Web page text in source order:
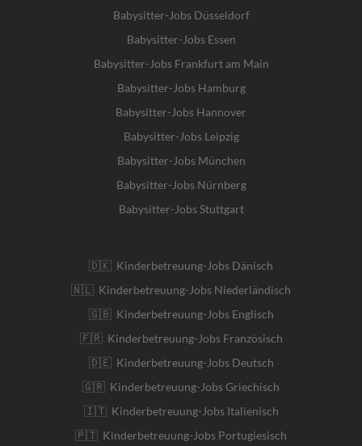
Babysitter-Jobs Düsseldorf
Babysitter-Jobs Essen
Babysitter-Jobs Frankfurt am Main
Babysitter-Jobs Hamburg
Babysitter-Jobs Hannover
Babysitter-Jobs Leipzig
Babysitter-Jobs München
Babysitter-Jobs Nürnberg
Babysitter-Jobs Stuttgart
🇩🇰 Kinderbetreuung-Jobs Dänisch
🇳🇱 Kinderbetreuung-Jobs Niederländisch
🇬🇧 Kinderbetreuung-Jobs Englisch
🇫🇷 Kinderbetreuung-Jobs Französisch
🇩🇪 Kinderbetreuung-Jobs Deutsch
🇬🇷 Kinderbetreuung-Jobs Griechisch
🇮🇹 Kinderbetreuung-Jobs Italienisch
🇵🇹 Kinderbetreuung-Jobs Portugiesisch